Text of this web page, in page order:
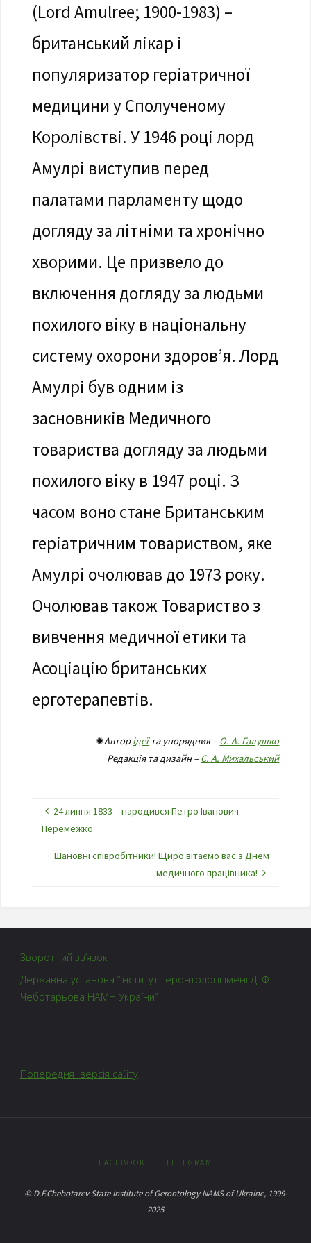
(Lord Amulree; 1900-1983) –
британський лікар і
популяризатор геріатричної
медицини у Сполученому
Королівстві. У 1946 році лорд
Амулрі виступив перед
палатами парламенту щодо
догляду за літніми та хронічно
хворими. Це призвело до
включення догляду за людьми
похилого віку в національну
систему охорони здоров’я. Лорд
Амулрі був одним із
засновників Медичного
товариства догляду за людьми
похилого віку в 1947 році. З
часом воно стане Британським
геріатричним товариством, яке
Амулрі очолював до 1973 року.
Очолював також Товариство з
вивчення медичної етики та
Асоціацію британських
ерготерапевтів.
✹Авторідеїта упорядник –О. А. Галушко
Редакція та дизайн –С. А. Михальський
24 липня 1833 – народився Петро Іванович
Перемежко
Шановні співробітники! Щиро вітаємо вас з Днем
медичного працівника!
Зворотний зв’язок
Державна установа “Інститут геронтології імені Д. Ф.
Чеботарьова НАМН України”
Попередня версія сайту
FACEBOOK | TELEGRAM
© D.F.Chebotarev State Institute of Gerontology NAMS of Ukraine, 1999-
2025